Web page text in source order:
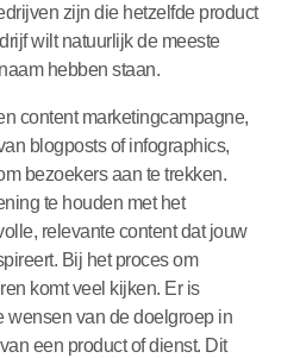
zijn die hetzelfde product
wilt natuurlijk de meeste
hebben staan.
content marketingcampagne,
blogposts of infographics,
bezoekers aan te trekken.
te houden met het
relevante content dat jouw
Bij het proces om
komt veel kijken. Er is
wensen van de doelgroep in
een product of dienst. Dit